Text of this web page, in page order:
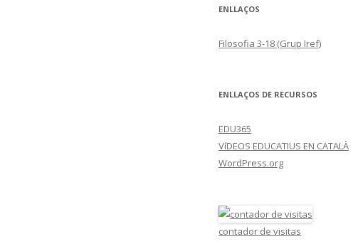
ENLLAÇOS
Filosofia 3-18 (Grup Iref)
ENLLAÇOS DE RECURSOS
EDU365
VíDEOS EDUCATIUS EN CATALÀ
WordPress.org
contador de visitas